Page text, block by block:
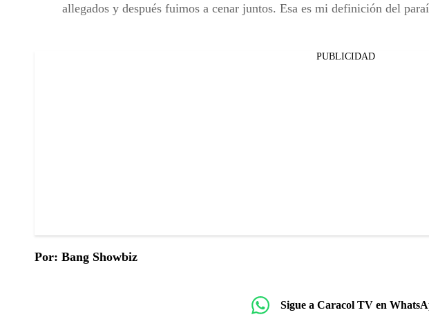
allegados y después fuimos a cenar juntos. Esa es mi definición del
PUBLICIDAD
Por: Bang Showbiz
Sigue a Caracol TV en